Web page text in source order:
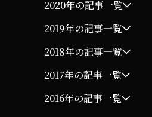
2020年の記事一覧
2019年の記事一覧
2018年の記事一覧
2017年の記事一覧
2016年の記事一覧